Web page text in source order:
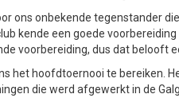
ons onbekende tegenstander
kende een goede
voorbereiding, dus dat belooft
het hoofdtoernooi te bereiken.
die werd afgewerkt in de